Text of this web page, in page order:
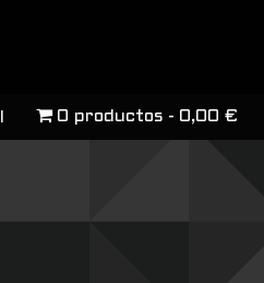
0 productos 0,00 €